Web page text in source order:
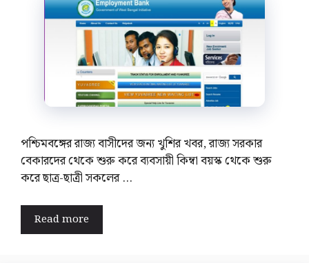
পশ্চিমবঙ্গের রাজ্য বাসীদের জন্য খুশির খবর, রাজ্য সরকার
বেকারদের থেকে শুরু করে ব্যবসায়ী কিম্বা বয়স্ক থেকে শুরু
করে ছাত্র-ছাত্রী সকলের …
Read more